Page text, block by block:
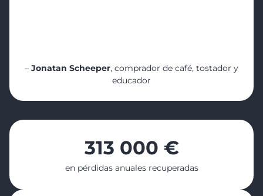
– Jonatan Scheeper, comprador de café, tostador y
educador
313 000 €
en pérdidas anuales recuperadas